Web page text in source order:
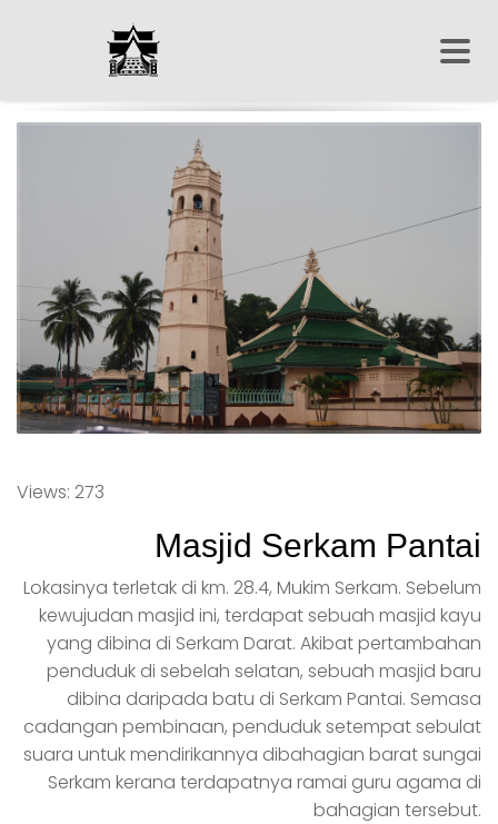
Views: 273
Masjid Serkam Pantai
Lokasinya terletak di km. 28.4, Mukim Serkam. Sebelum
kewujudan masjid ini, terdapat sebuah masjid kayu
yang dibina di Serkam Darat. Akibat pertambahan
penduduk di sebelah selatan, sebuah masjid baru
dibina daripada batu di Serkam Pantai. Semasa
cadangan pembinaan, penduduk setempat sebulat
suara untuk mendirikannya dibahagian barat sungai
Serkam kerana terdapatnya ramai guru agama di
bahagian tersebut.